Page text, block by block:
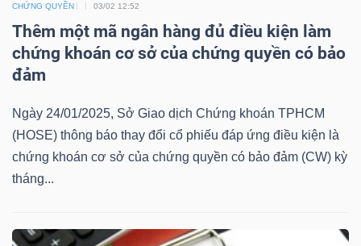
CHỨNG QUYỀN 03/02 12:52
Thêm một mã ngân hàng đủ điều kiện làm
chứng khoán cơ sở của chứng quyền có bảo
đảm
Ngày 24/01/2025, Sở Giao dịch Chứng khoán TPHCM
(HOSE) thông báo thay đổi cổ phiếu đáp ứng điều kiện là
chứng khoán cơ sở của chứng quyền có bảo đảm (CW) kỳ
tháng...
Dịch
vụ
(-)
Đào
tạo